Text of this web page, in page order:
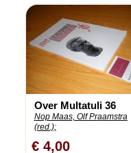
Over Multatuli 36
Nop Maas, Olf Praamstra
(red.);
€ 4,00